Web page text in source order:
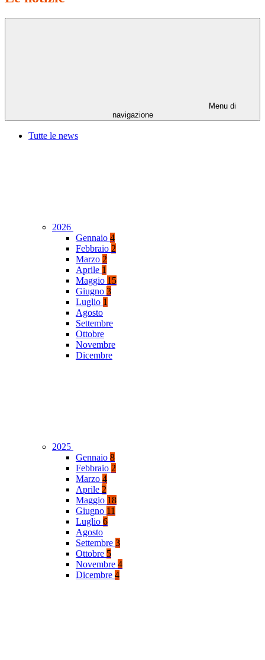
Menu di
navigazione
Tutte le news
2026
Gennaio 4
Febbraio 2
Marzo 2
Aprile 1
Maggio 15
Giugno 3
Luglio 1
Agosto
Settembre
Ottobre
Novembre
Dicembre
2025
Gennaio 8
Febbraio 2
Marzo 4
Aprile 2
Maggio 18
Giugno 11
Luglio 6
Agosto
Settembre 3
Ottobre 5
Novembre 4
Dicembre 4